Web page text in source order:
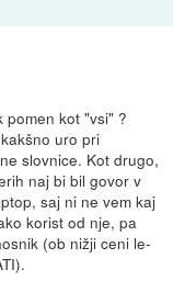
pomen kot "vsi" ?
uro pri
slovnice. Kot drugo,
naj bi bil govor v
saj ni ne vem kaj
korist od nje, pa
(ob nižji ceni le-